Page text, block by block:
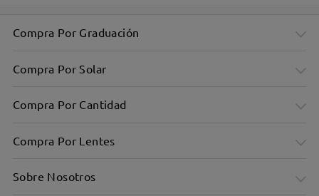
Compra Por Graduación
Compra Por Solar
Compra Por Cantidad
Compra Por Lentes
Sobre Nosotros